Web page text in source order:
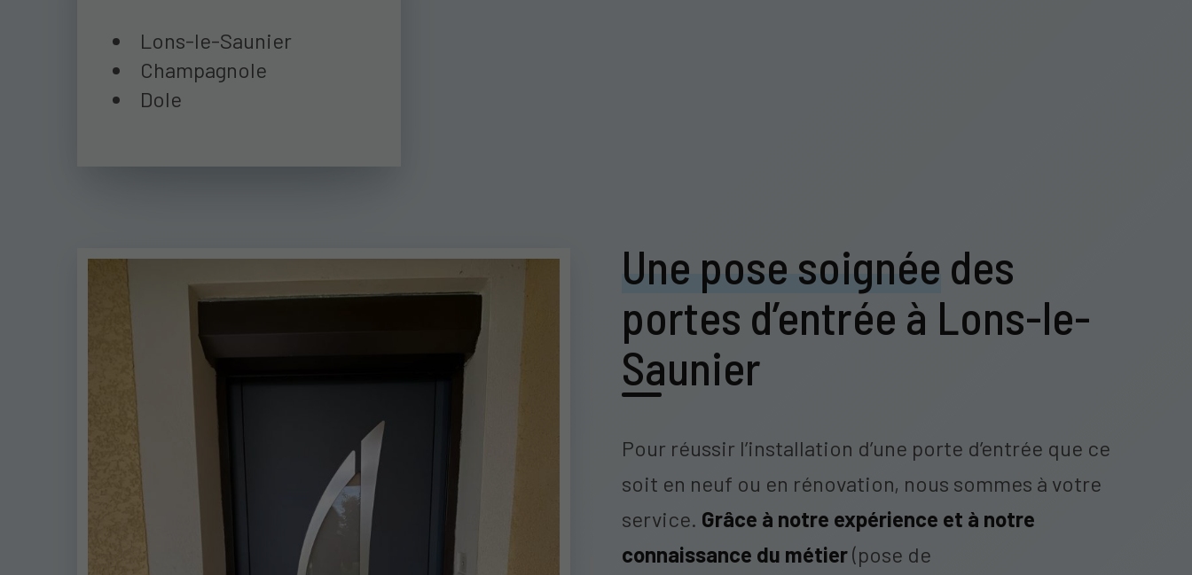
Lons-le-Saunier
Champagnole
Dole
Une pose soignée des
portes d’entrée à Lons-le-
Saunier
Pour réussir l’installation d’une porte d’entrée que ce
soit en neuf ou en rénovation, nous sommes à votre
service. Grâce à notre expérience et à notre
connaissance du métier(pose de